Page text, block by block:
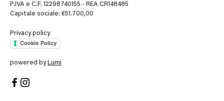
P.IVA e C.F. 12298740155 - REA CR148485
Capitale sociale: €51.700,00
Privacy policy
Cookie Policy
powered by Lumi